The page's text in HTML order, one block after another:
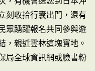
刻收拾行囊出門，還有
眾踴躍報名共同參與遊
，親近雲林這塊寶地。
局全球資訊網或臉書粉